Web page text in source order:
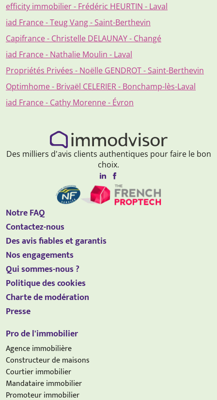
efficity immobilier - Frédéric HEURTIN - Laval
iad France - Teug Vang - Saint-Berthevin
Capifrance - Christelle DELAUNAY - Changé
iad France - Nathalie Moulin - Laval
Propriétés Privées - Noëlle GENDROT - Saint-Berthevin
Optimhome - Brivaël CELERIER - Bonchamp-lès-Laval
iad France - Cathy Morenne - Évron
Des milliers d'avis clients authentiques pour faire le bon
choix.
Notre FAQ
Contactez-nous
Des avis fiables et garantis
Nos engagements
Qui sommes-nous ?
Politique des cookies
Charte de modération
Presse
Pro de l'immobilier
Agence immobilière
Constructeur de maisons
Courtier immobilier
Mandataire immobilier
Promoteur immobilier